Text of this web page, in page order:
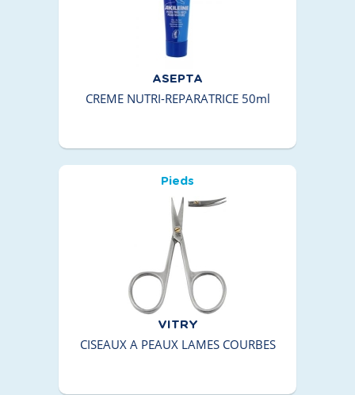
ASEPTA
CREME NUTRI-REPARATRICE 50ml
Pieds
VITRY
CISEAUX A PEAUX LAMES COURBES